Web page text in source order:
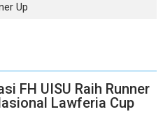
Up
FH UISU Raih Runner
Lawferia Cup